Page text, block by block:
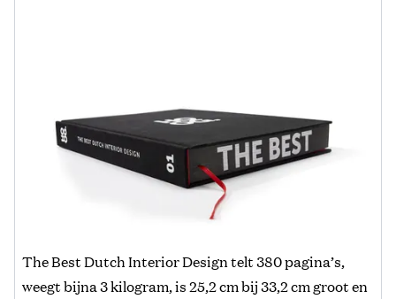
The Best Dutch Interior Design telt 380 pagina’s,
weegt bijna 3 kilogram, is 25,2 cm bij 33,2 cm groot en